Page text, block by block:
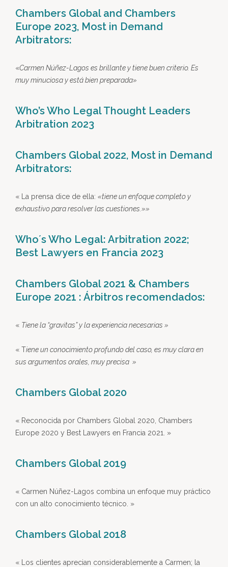
Chambers Global and Chambers
Europe 2023, Most in Demand
Arbitrators:
«Carmen Núñez-Lagos es brillante y tiene buen criterio. Es
muy minuciosa y está bien preparada»
Who’s Who Legal Thought Leaders
Arbitration 2023
Chambers Global 2022, Most in Demand
Arbitrators:
« La prensa dice de ella: «tiene un enfoque completo y
exhaustivo para resolver las cuestiones.»»
Who´s Who Legal: Arbitration 2022;
Best Lawyers en Francia 2023
Chambers Global 2021 & Chambers
Europe 2021 : Árbitros recomendados:
« Tiene la “gravitas” y la experiencia necesarias »
« Tiene un conocimiento profundo del caso, es muy clara en
sus argumentos orales, muy precisa »
Chambers Global 2020
« Reconocida por Chambers Global 2020, Chambers
Europe 2020 y Best Lawyers en Francia 2021. »
Chambers Global 2019
« Carmen Núñez-Lagos combina un enfoque muy práctico
con un alto conocimiento técnico. »
Chambers Global 2018
« Los clientes aprecian considerablemente a Carmen; la